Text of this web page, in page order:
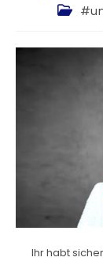
Ihr habt